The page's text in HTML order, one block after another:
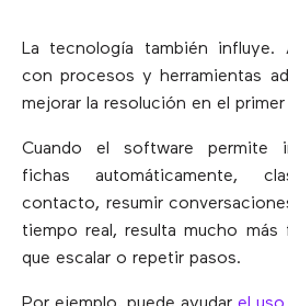
La tecnología también influye.
con procesos y herramientas
mejorar la resolución en el
Cuando el software permite
fichas automáticamente,
contacto, resumir
tiempo real, resulta mucho
que escalar o repetir pasos.